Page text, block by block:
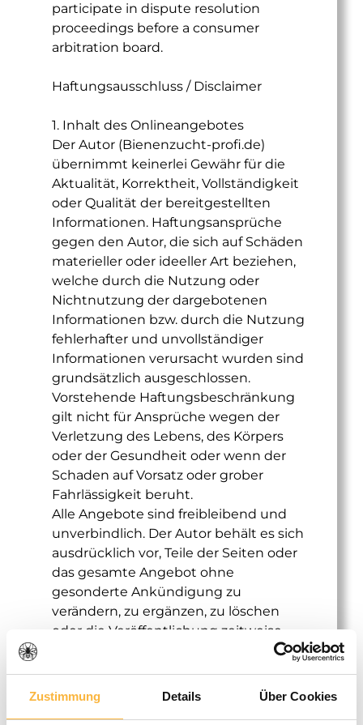
Zustimmung Details Über Cookies
participate in dispute resolution
proceedings before a consumer
arbitration board.
Haftungsausschluss / Disclaimer
1. Inhalt des Onlineangebotes
Der Autor (Bienenzucht-profi.de)
übernimmt keinerlei Gewähr für die
Aktualität, Korrektheit, Vollständigkeit
oder Qualität der bereitgestellten
Informationen. Haftungsansprüche
gegen den Autor, die sich auf Schäden
materieller oder ideeller Art beziehen,
welche durch die Nutzung oder
Nichtnutzung der dargebotenen
Informationen bzw. durch die Nutzung
fehlerhafter und unvollständiger
Informationen verursacht wurden sind
grundsätzlich ausgeschlossen.
Vorstehende Haftungsbeschränkung
gilt nicht für Ansprüche wegen der
Verletzung des Lebens, des Körpers
oder der Gesundheit oder wenn der
Schaden auf Vorsatz oder grober
Fahrlässigkeit beruht.
Alle Angebote sind freibleibend und
unverbindlich. Der Autor behält es sich
ausdrücklich vor, Teile der Seiten oder
das gesamte Angebot ohne
gesonderte Ankündigung zu
verändern, zu ergänzen, zu löschen
oder die Veröffentlichung zeitweise
2. Verweise und Links
Sofern auf Verweisziele (« Links ») direkt